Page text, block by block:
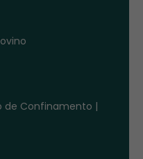
de Confinamento |